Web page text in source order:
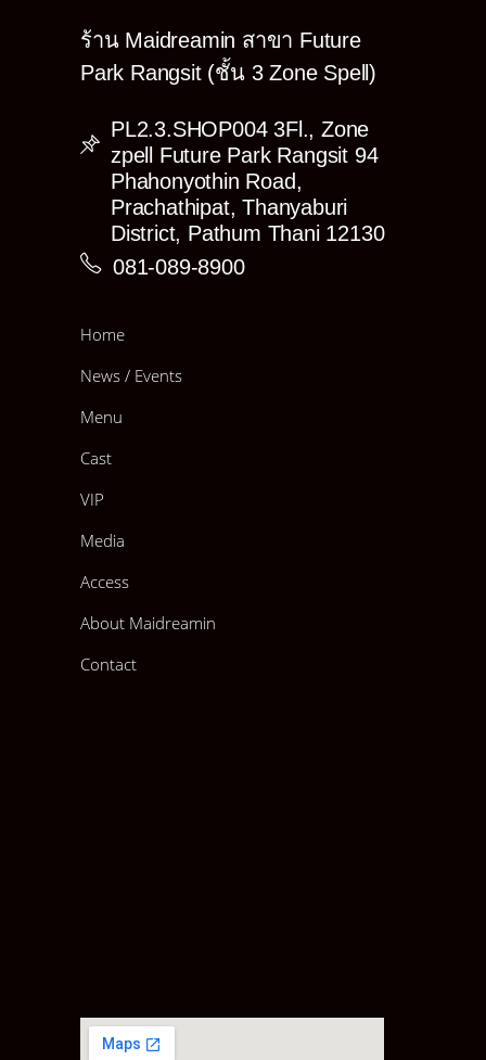
ร้าน Maidreamin สาขา Future
Park Rangsit (ชั้น 3 Zone Spell)
PL2.3.SHOP004 3Fl., Zone
zpell Future Park Rangsit 94
Phahonyothin Road,
Prachathipat, Thanyaburi
District, Pathum Thani 12130
081-089-8900
Home
News / Events
Menu
Cast
VIP
Media
Access
About Maidreamin
Contact